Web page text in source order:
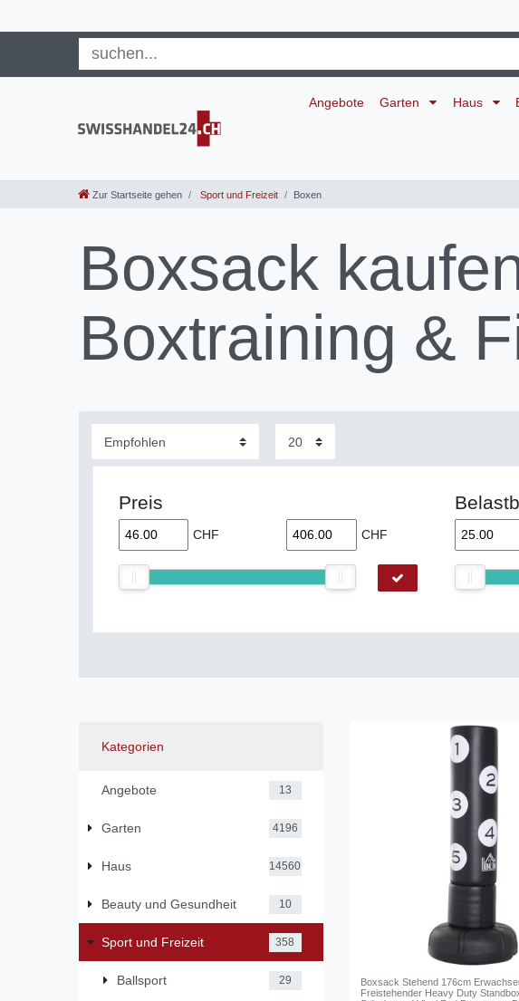
Angebote Garten Haus
Zur Startseite gehen Sport und Freizeit Boxen
Boxsack
Boxtraining &
Preis
CHF CHF
Kategorien
Angebote 13
Garten 4196
Haus 14560
Beauty und Gesundheit 10
Sport und Freizeit 358
Ballsport 29
Boxsack Stehend 176cm
Freistehender Heavy Duty